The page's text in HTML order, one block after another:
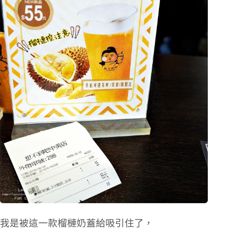
我是被這一款榴槤奶蓋給吸引住了，